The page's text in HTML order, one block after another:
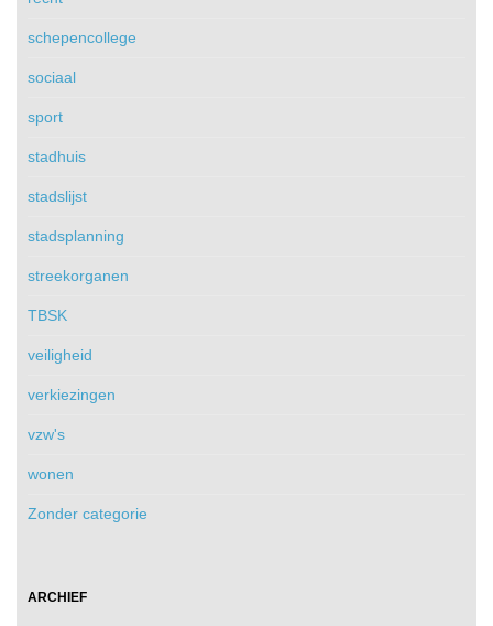
schepencollege
sociaal
sport
stadhuis
stadslijst
stadsplanning
streekorganen
TBSK
veiligheid
verkiezingen
vzw's
wonen
Zonder categorie
ARCHIEF